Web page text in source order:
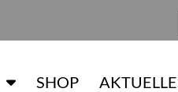
SHOP